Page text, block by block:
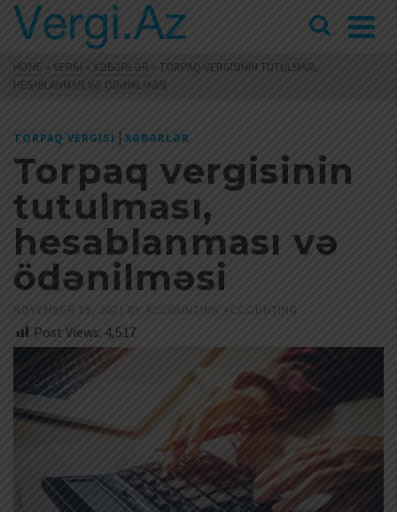
HOME » VERGI » XƏBƏRLƏR » TORPAQ VERGISININ TUTULMASI,
HESABLANMASI VƏ ÖDƏNILMƏSI
TORPAQ VERGISI | XƏBƏRLƏR
Torpaq vergisinin
tutulması,
hesablanması və
ödənilməsi
NOVEMBER 19, 2021 BY ACCOUNTING ACCOUNTING
Post Views: 4,517